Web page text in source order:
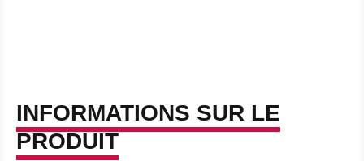
INFORMATIONS SUR LE
PRODUIT